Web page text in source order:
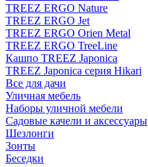
TREEZ ERGO Nature
TREEZ ERGO Jet
TREEZ ERGO Orien Metal
TREEZ ERGO TreeLine
Кашпо TREEZ Japonica
TREEZ Japonica серия Hikari
Все для дачи
Уличная мебель
Наборы уличной мебели
Садовые качели и аксессуары
Шезлонги
Зонты
Беседки